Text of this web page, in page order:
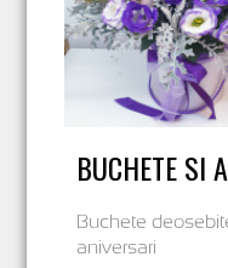
BUCHETE SI
Buchete
aniversari